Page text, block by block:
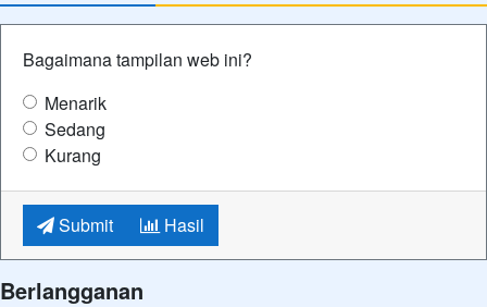
Bagaimana tampilan web ini?
Menarik
Sedang
Kurang
Submit Hasil
Berlangganan